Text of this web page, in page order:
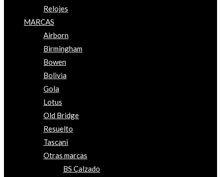
Relojes
MARCAS
Airborn
Birmingham
Bowen
Bolivia
Gola
Lotus
Old Bridge
Resuelto
Tascani
Otras marcas
BS Calzado